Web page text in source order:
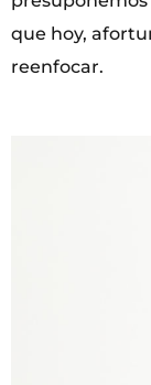
que hoy,
reenfocar.